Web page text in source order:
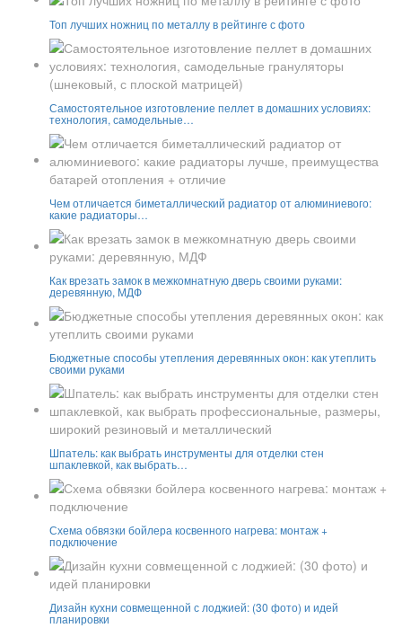
Топ лучших ножниц по металлу в рейтинге с фото
Самостоятельное изготовление пеллет в домашних условиях:
технология, самодельные…
Чем отличается биметаллический радиатор от алюминиевого:
какие радиаторы…
Как врезать замок в межкомнатную дверь своими руками:
деревянную, МДФ
Бюджетные способы утепления деревянных окон: как утеплить
своими руками
Шпатель: как выбрать инструменты для отделки стен
шпаклевкой, как выбрать…
Схема обвязки бойлера косвенного нагрева: монтаж +
подключение
Дизайн кухни совмещенной с лоджией: (30 фото) и идей
планировки